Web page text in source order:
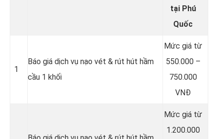
tại Phú
Quốc
1
Báo giá dịch vụ nạo vét & rút hút hầm
cầu 1 khối
Mức giá từ
550.000 –
750.000
VNĐ
Mức giá từ
1.200.000